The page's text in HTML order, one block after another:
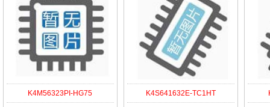
K4M56323PI-HG75 K4S641632E-TC1HT